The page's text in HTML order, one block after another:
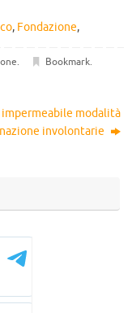
, Fondazione,
. Bookmark.
impermeabile modalità
involontarie